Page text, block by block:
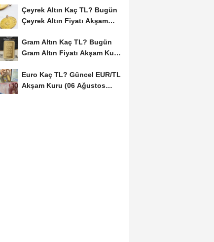
Çeyrek Altın Kaç TL? Bugün
Çeyrek Altın Fiyatı Akşam
Gram Altın Kaç TL? Bugün
Gram Altın Fiyatı Akşam Kuru
Euro Kaç TL? Güncel EUR/TL
Akşam Kuru (06 Ağustos